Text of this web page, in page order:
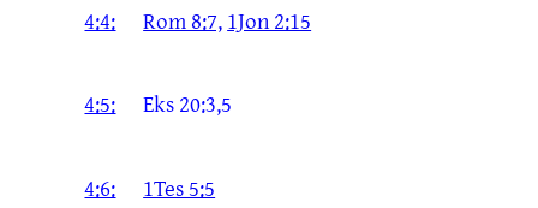
4:4: Rom 8:7,1Jon 2:15
4:5: Eks 20:3,5
4:6: 1Tes 5:5